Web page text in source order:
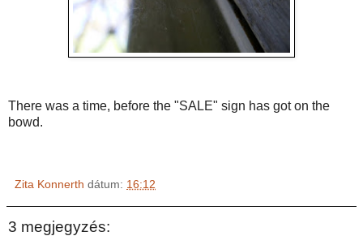
There was a time, before the "SALE" sign has got on the
bowd.
Zita Konnerth dátum: 16:12
3 megjegyzés: